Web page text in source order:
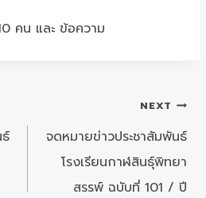
NEXT
จดหมายข่าวประชาสัมพันธ์
โรงเรียนกาฬสินธุ์พิทยา
สรรพ์ ฉบับที่ 101 / ปี